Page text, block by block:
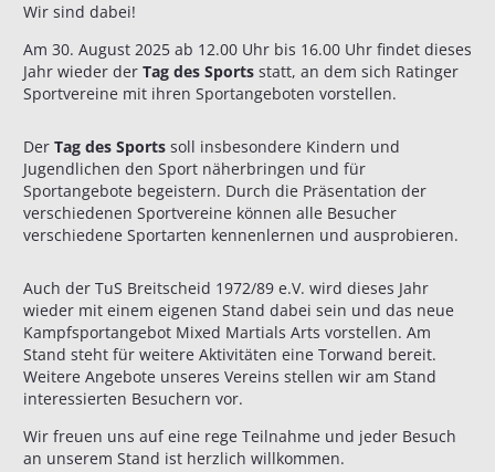
Wir sind dabei!
Am 30. August 2025 ab 12.00 Uhr bis 16.00 Uhr findet dieses
Jahr wieder der Tag des Sports statt, an dem sich Ratinger
Sportvereine mit ihren Sportangeboten vorstellen.
Der Tag des Sports soll insbesondere Kindern und
Jugendlichen den Sport näherbringen und für
Sportangebote begeistern. Durch die Präsentation der
verschiedenen Sportvereine können alle Besucher
verschiedene Sportarten kennenlernen und ausprobieren.
Auch der TuS Breitscheid 1972/89 e.V. wird dieses Jahr
wieder mit einem eigenen Stand dabei sein und das neue
Kampfsportangebot Mixed Martials Arts vorstellen. Am
Stand steht für weitere Aktivitäten eine Torwand bereit.
Weitere Angebote unseres Vereins stellen wir am Stand
interessierten Besuchern vor.
Wir freuen uns auf eine rege Teilnahme und jeder Besuch
an unserem Stand ist herzlich willkommen.